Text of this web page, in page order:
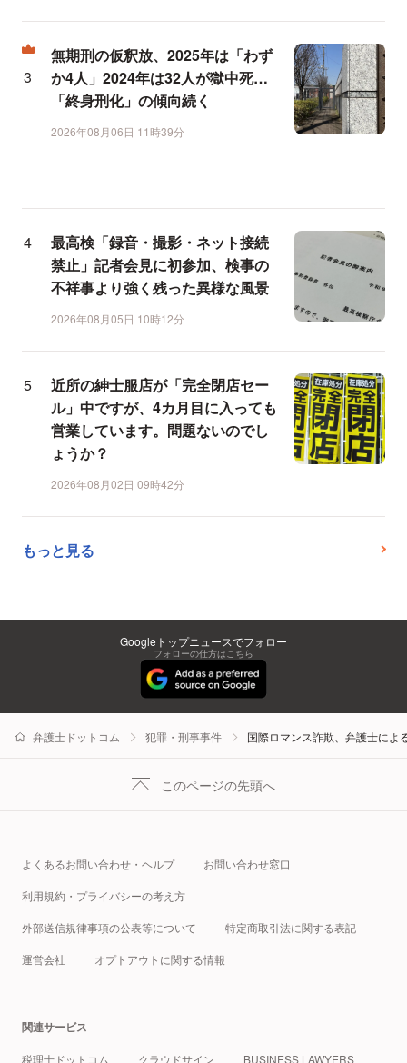
無期刑の仮釈放、2025年は「わず
か4人」2024年は32人が獄中死…
「終身刑化」の傾向続く
2026年08月06日 11時39分
最高検「録音・撮影・ネット接続
禁止」記者会見に初参加、検事の
不祥事より強く残った異様な風景
2026年08月05日 10時12分
近所の紳士服店が「完全閉店セー
ル」中ですが、4カ月目に入っても
営業しています。問題ないのでし
ょうか？
2026年08月02日 09時42分
もっと見る
Googleトップニュースでフォロー
フォローの仕方はこちら
弁護士ドットコム 犯罪・刑事事件 国際ロマンス詐欺、弁護士に
このページの先頭へ
よくあるお問い合わせ・ヘルプ お問い合わせ窓口
利用規約・プライバシーの考え方
外部送信規律事項の公表等について 特定商取引法に関する表記
運営会社 オプトアウトに関する情報
関連サービス
税理士ドットコム クラウドサイン BUSINESS LAWYERS